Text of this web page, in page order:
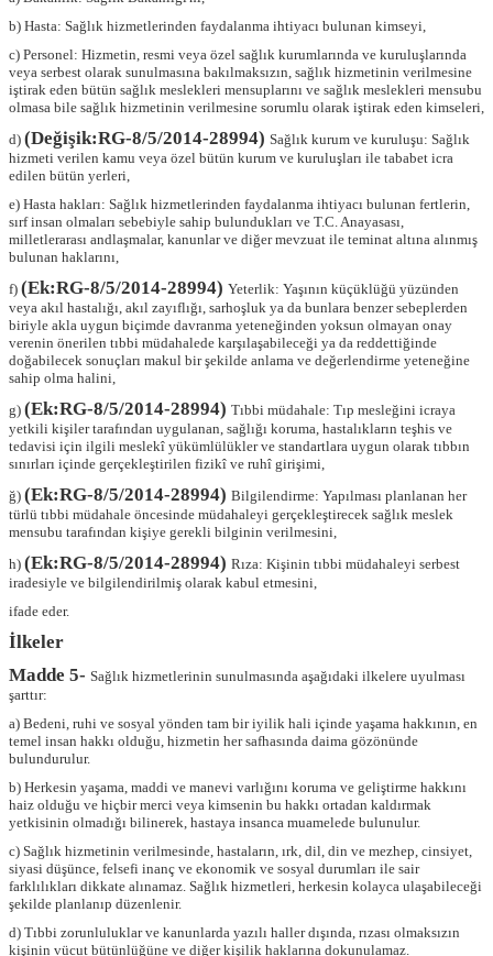
b) Hasta: Sağlık hizmetlerinden faydalanma ihtiyacı bulunan kimseyi,
c) Personel: Hizmetin, resmi veya özel sağlık kurumlarında ve kuruluşlarında
veya serbest olarak sunulmasına bakılmaksızın, sağlık hizmetinin verilmesine
iştirak eden bütün sağlık meslekleri mensuplarını ve sağlık meslekleri mensubu
olmasa bile sağlık hizmetinin verilmesine sorumlu olarak iştirak eden kimseleri,
d) (Değişik:RG-8/5/2014-28994) Sağlık kurum ve kuruluşu: Sağlık
hizmeti verilen kamu veya özel bütün kurum ve kuruluşları ile tababet icra
edilen bütün yerleri,
e) Hasta hakları: Sağlık hizmetlerinden faydalanma ihtiyacı bulunan fertlerin,
sırf insan olmaları sebebiyle sahip bulundukları ve T.C. Anayasası,
milletlerarası andlaşmalar, kanunlar ve diğer mevzuat ile teminat altına alınmış
bulunan haklarını,
f) (Ek:RG-8/5/2014-28994) Yeterlik: Yaşının küçüklüğü yüzünden
veya akıl hastalığı, akıl zayıflığı, sarhoşluk ya da bunlara benzer sebeplerden
biriyle akla uygun biçimde davranma yeteneğinden yoksun olmayan onay
verenin önerilen tıbbi müdahalede karşılaşabileceği ya da reddettiğinde
doğabilecek sonuçları makul bir şekilde anlama ve değerlendirme yeteneğine
sahip olma halini,
g) (Ek:RG-8/5/2014-28994) Tıbbi müdahale: Tıp mesleğini icraya
yetkili kişiler tarafından uygulanan, sağlığı koruma, hastalıkların teşhis ve
tedavisi için ilgili meslekî yükümlülükler ve standartlara uygun olarak tıbbın
sınırları içinde gerçekleştirilen fizikî ve ruhî girişimi,
ğ) (Ek:RG-8/5/2014-28994) Bilgilendirme: Yapılması planlanan her
türlü tıbbi müdahale öncesinde müdahaleyi gerçekleştirecek sağlık meslek
mensubu tarafından kişiye gerekli bilginin verilmesini,
h) (Ek:RG-8/5/2014-28994) Rıza: Kişinin tıbbi müdahaleyi serbest
iradesiyle ve bilgilendirilmiş olarak kabul etmesini,
ifade eder.
İlkeler
Madde 5- Sağlık hizmetlerinin sunulmasında aşağıdaki ilkelere uyulması
şarttır:
a) Bedeni, ruhi ve sosyal yönden tam bir iyilik hali içinde yaşama hakkının, en
temel insan hakkı olduğu, hizmetin her safhasında daima gözönünde
bulundurulur.
b) Herkesin yaşama, maddi ve manevi varlığını koruma ve geliştirme hakkını
haiz olduğu ve hiçbir merci veya kimsenin bu hakkı ortadan kaldırmak
yetkisinin olmadığı bilinerek, hastaya insanca muamelede bulunulur.
c) Sağlık hizmetinin verilmesinde, hastaların, ırk, dil, din ve mezhep, cinsiyet,
siyasi düşünce, felsefi inanç ve ekonomik ve sosyal durumları ile sair
farklılıkları dikkate alınamaz. Sağlık hizmetleri, herkesin kolayca ulaşabileceği
şekilde planlanıp düzenlenir.
d) Tıbbi zorunluluklar ve kanunlarda yazılı haller dışında, rızası olmaksızın
kişinin vücut bütünlüğüne ve diğer kişilik haklarına dokunulamaz.